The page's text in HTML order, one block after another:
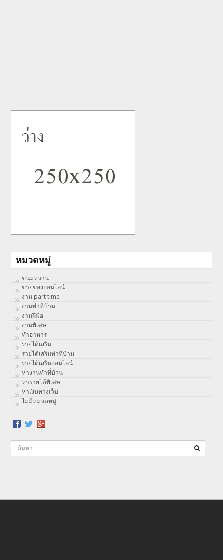
หมวดหมู่
ขนมหวาน
ขายของออนไลน์
งาน part time
งานทําที่บ้าน
งานฝีมือ
งานพิเศษ
ทําอาหาร
รายได้เสริม
รายได้เสริมทำที่บ้าน
รายได้เสริมออนไลน์
หางานทำที่บ้าน
หารายได้พิเศษ
หาเงินทางเว็บ
ไม่มีหมวดหมู่